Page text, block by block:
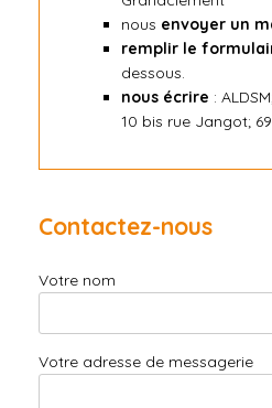
nous envoyer un
remplir le
dessous.
nous écrire :
10 bis rue Jangot;
Contactez-nous
Votre nom
Votre adresse de messagerie